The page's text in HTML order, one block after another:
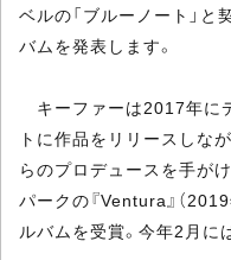
ベルの「ブルーノート」と
バムを発表します。
キーファーは2017年に
トに作品をリリースしな
らのプロデュースを手が
パークの『Ventura』（
ルバムを受賞。今年2月に